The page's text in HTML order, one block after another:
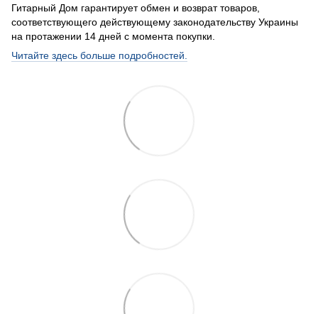
Гитарный Дом гарантирует обмен и возврат товаров,
соответствующего действующему законодательству Украины
на протажении 14 дней с момента покупки.
Читайте здесь больше подробностей.